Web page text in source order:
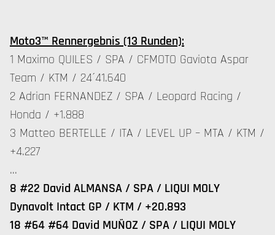
Moto3™ Rennergebnis (13 Runden):
1 Maximo QUILES / SPA / CFMOTO Gaviota Aspar
Team / KTM / 24´41.640
2 Adrian FERNANDEZ / SPA / Leopard Racing /
Honda / +1.888
3 Matteo BERTELLE / ITA / LEVEL UP – MTA / KTM /
+4.227
…
8 #22 David ALMANSA / SPA / LIQUI MOLY
Dynavolt Intact GP / KTM / +20.893
18 #64 #64 David MUÑOZ / SPA / LIQUI MOLY